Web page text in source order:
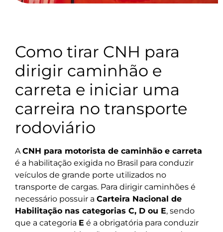
Como tirar CNH para
dirigir caminhão e
carreta e iniciar uma
carreira no transporte
rodoviário
ACNH para motorista de caminhão e carreta
é a habilitação exigida no Brasil para conduzir
veículos de grande porte utilizados no
transporte de cargas. Para dirigir caminhões é
necessário possuir a Carteira Nacional de
Habilitação nas categorias C, D ou E, sendo
que a categoria E é a obrigatória para conduzir